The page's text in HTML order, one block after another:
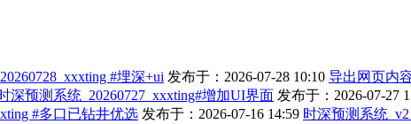
#埋深+ui 发布于：2026-07-28 10:10 导出网页内
深预测系统_20260727_xxxting#增加UI界面 发布于：2026-07-27
#多口已钻井优选 发布于：2026-07-16 14:59 时深预测系统